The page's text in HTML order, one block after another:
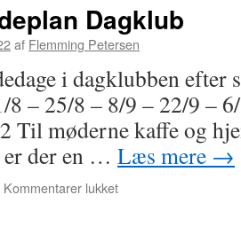
Dagklub
af Flemming Petersen
i dagklubben efter
8 – 25/8 – 8/9 – 22/9 –
Til møderne kaffe og
der en … Læs mere →
Kommentarer lukkettil